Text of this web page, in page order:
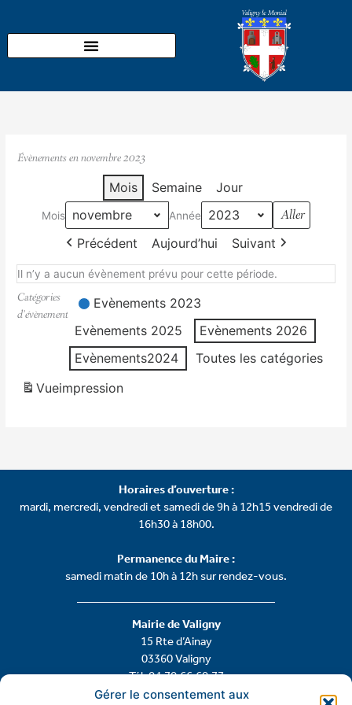
Gérer le consentement aux
Évènements en novembre 2023
Mois Semaine Jour
Mois Année
Précédent Aujourd’hui Suivant
Il n’y a aucun évènement prévu pour cette période.
Catégories
d’évènement
Evènements 2023
Evènements 2025
Evènements 2026
Evènements2024
Toutes les catégories
Vueimpression
Mairie de Valigny
15 Rte d’Ainay
03360 Valigny
Tél: 04.70.66.60.77
Horaires d’ouverture :
mardi, mercredi, vendredi et samedi de 9h à 12h15 vendredi de
16h30 à 18h00.
Permanence du Maire :
samedi matin de 10h à 12h sur rendez-vous.